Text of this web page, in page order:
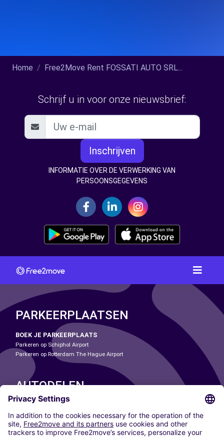
Home Free2Move Rent FOSSATI AUTO SRL...
Schrijf u in voor onze nieuwsbrief:
Inschrijven
INFORMATIE OVER DE VERWERKING VAN
PERSOONSGEGEVENS
PARKEERPLAATSEN
BOEK JE PARKEERPLAATS
Parkeren op Schiphol Airport
Parkeren op Rotterdam The Hague Airport
AUTODELEN
ONZE STEDEN
Paris
Madrid
Washington DC